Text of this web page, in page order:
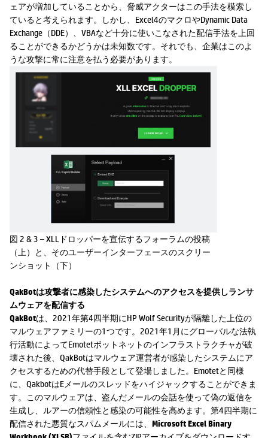
ェアが増加していることから、脅威アクターはこの手法を模索し
ていると考えられます。しかし、Excel4のマクロやDynamic Data
Exchange（DDE）、VBAなど十分に使いこなされた配信手法を上回
ることができるかどうかは未知数です。それでも、企業はこのよ
うな攻撃に常に注意を払う必要があります。
図 2 & 3 – XLLドロッパーを宣伝するフォーラムの投稿
（上）と、そのユーザーインターフェースのスクリー
ンショット（下）
QakBotは攻撃者に感染したシステムへのアクセスを提供しランサ
ムウェアを配信する
QakBotは、2021年第4四半期にHP Wolf Securityが隔離した上位の
マルウェアファミリーの1つです。2021年1月にグローバルな法執
行活動によってEmotetボットネットのインフラストラクチャが破
壊された後、QakBotはマルウェア運営者が感染したシステムにア
クセスするための代替手段として登場しました。Emotetと同様
に、QakbotはEメールのスレッドをハイジャックすることができま
す。このマルウェアは、盗んだメールの会話を使って偽の返信を
生成し、ルアーの信頼性と感染の可能性を高めます。第4四半期に
配信された悪質なスパムメールには、 Microsoft Excel Binary